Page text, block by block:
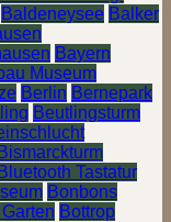
Baldeneysee Balker
Bayern
Museum
Berlin Bernepark
Beutlingsturm
Bismarckturm
Bluetooth Tastatur
Bonbons
Bottrop